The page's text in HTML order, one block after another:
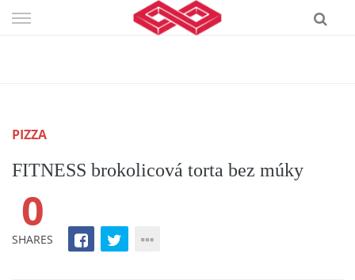
Skip
PIZZA
FITNESS brokolicová torta bez múky
0
SHARES